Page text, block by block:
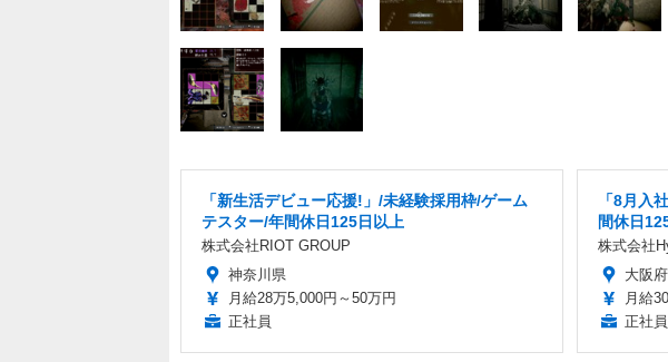
「新生活デビュー応援!」/未経験採用枠/ゲーム
テスター/年間休日125日以上
株式会社RIOT GROUP
神奈川県
月給28万5,000円～50万円
正社員
「8月入
間休日
株式会社
大阪府
月給
正社員